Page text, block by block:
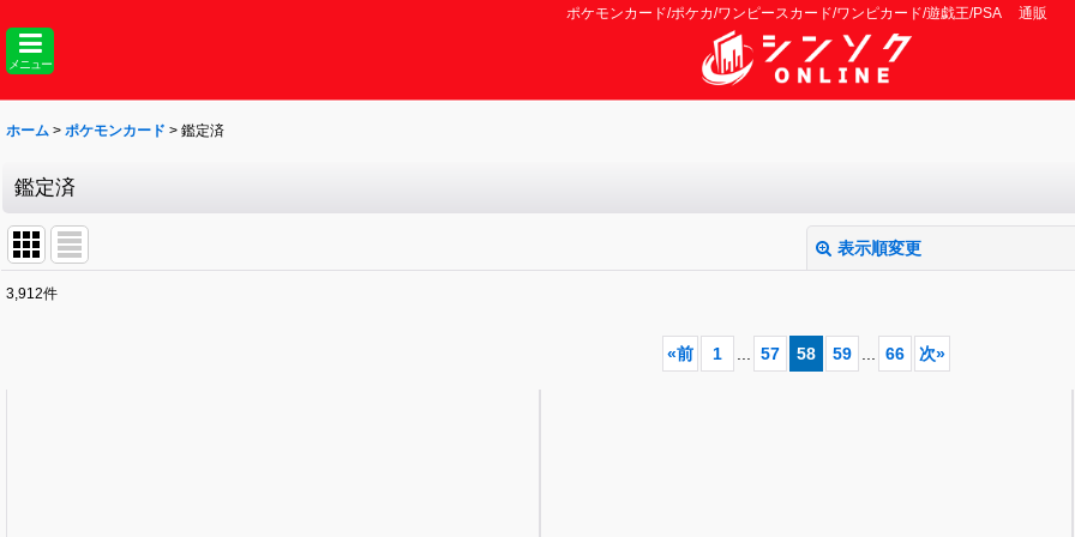
ポケモンカード/ポケカ/ワンピースカード/ワンピカード/遊戯王/PSA 通販
メニュー
ホーム > ポケモンカード > 鑑定済
鑑定済
表示順変更
3,912件
«前 1 ... 57 58 59 ... 66 次»